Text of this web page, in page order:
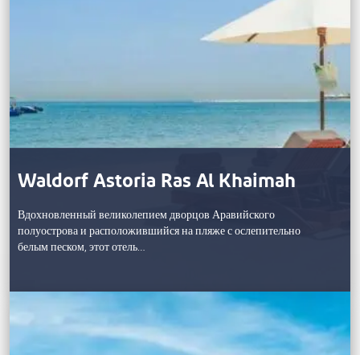
Waldorf Astoria Ras Al Khaimah
Вдохновленный великолепием дворцов Аравийского
полуострова и расположившийся на пляже с ослепительно
белым песком, этот отель…